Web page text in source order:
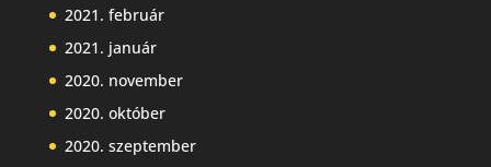
2021. február
2021. január
2020. november
2020. október
2020. szeptember